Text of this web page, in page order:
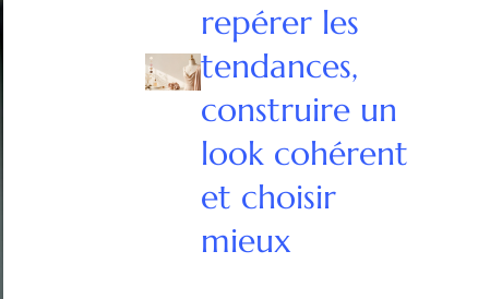
repérer les
tendances,
construire un
look cohérent
et choisir
mieux